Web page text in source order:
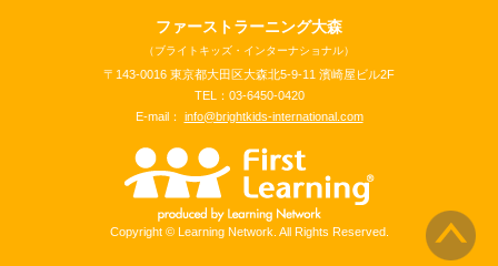
ファーストラーニング大森
（ブライトキッズ・インターナショナル）
〒143-0016 東京都大田区大森北5-9-11 濱崎屋ビル2F
TEL：03-6450-0420
E-mail： info@brightkids-international.com
Copyright © Learning Network. All Rights Reserved.